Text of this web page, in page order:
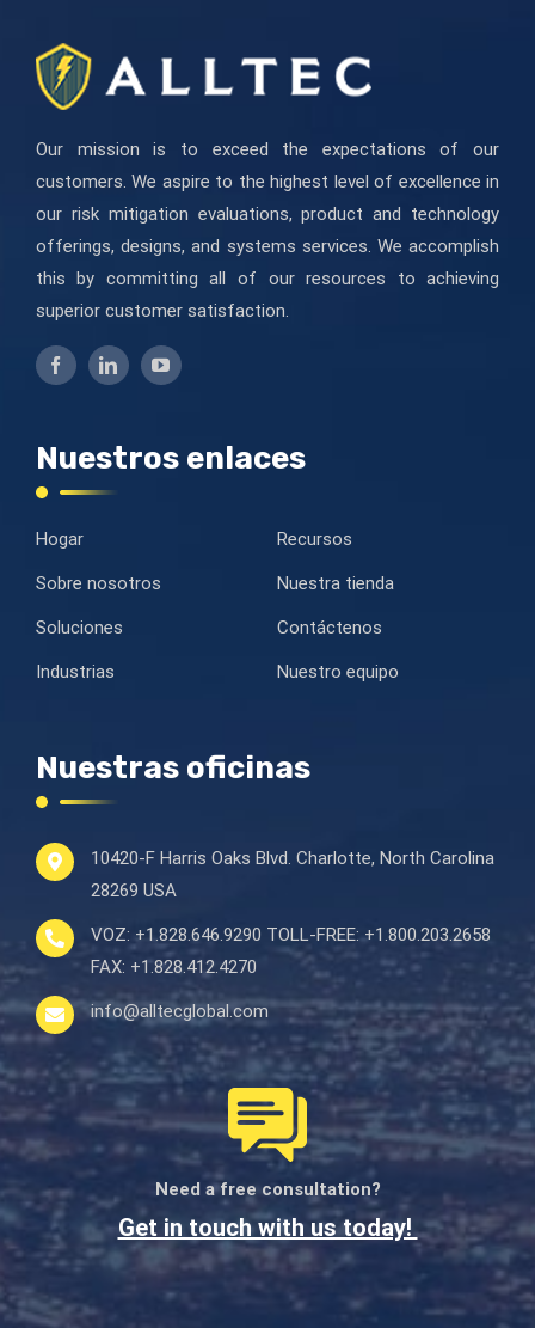
Our mission is to exceed the expectations of our
customers. We aspire to the highest level of excellence in
our risk mitigation evaluations, product and technology
offerings, designs, and systems services. We accomplish
this by committing all of our resources to achieving
superior customer satisfaction.
Nuestros enlaces
Hogar
Sobre nosotros
Soluciones
Industrias
Recursos
Nuestra tienda
Contáctenos
Nuestro equipo
Nuestras oficinas
10420-F Harris Oaks Blvd. Charlotte, North Carolina
28269 USA
VOZ: +1.828.646.9290 TOLL-FREE:+1.800.203.2658
FAX: +1.828.412.4270
info@alltecglobal.com
Need a free consultation?
Get in touch with us today!